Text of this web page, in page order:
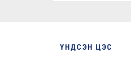
ҮНДСЭН ЦЭС